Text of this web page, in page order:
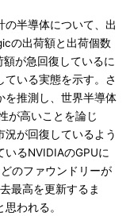
半導体について、出
の出荷額と出荷個数
が急回復しているに
ている実態を示す。さ
を推測し、世界半導体
が高いことを論じ
が回復しているよう
るNVIDIAのGPUに
のファウンドリーが
最高を更新するま
われる。